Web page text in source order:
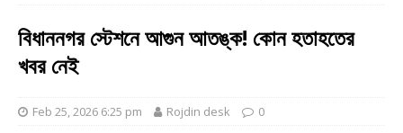
বিধাননগর স্টেশনে আগুন আতঙ্ক! কোন হতাহতের
খবর নেই
Feb 25, 2026 6:25 pm Rojdin desk 0